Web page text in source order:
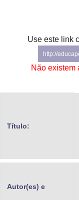
Ministério da Mulher, da
Secretaria-Geral
Banco Central do Brasil
Use este link
http://
Não existem
Título:
Autor(es) e